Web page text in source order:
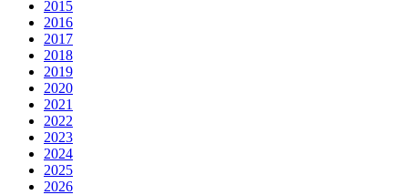
2015
2016
2017
2018
2019
2020
2021
2022
2023
2024
2025
2026